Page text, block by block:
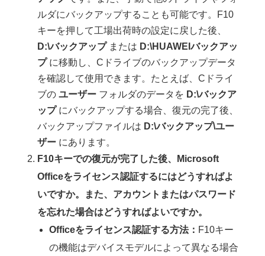
ルダにバックアップすることも可能です。F10
キーを押して工場出荷時の設定に戻した後、
D:\バックアップまたは D:\HUAWEIバックアッ
プに移動し、Cドライブのバックアップデータ
を確認して使用できます。たとえば、Cドライ
ブのユーザー フォルダのデータを D:\バックア
ップにバックアップする場合、復元の完了後、
バックアップファイルは D:\バックアップ\ユー
ザー にあります。
F10キーでの復元が完了した後、Microsoft
Officeをライセンス認証するにはどうすればよ
いですか。また、アカウントまたはパスワード
を忘れた場合はどうすればよいですか。
Officeをライセンス認証する方法： F10キー
の機能はデバイスモデルによって異なる場合